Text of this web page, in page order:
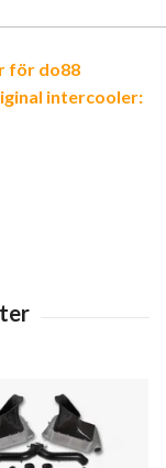
för do88
intercooler: